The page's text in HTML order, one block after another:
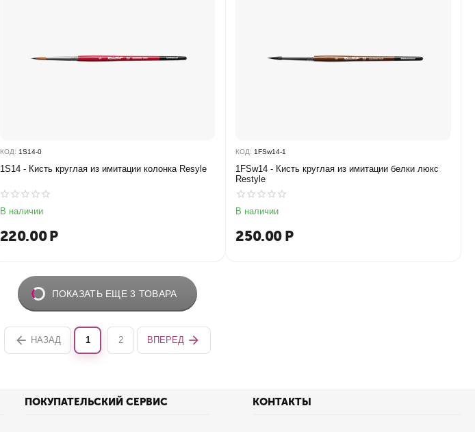
КОД: 1S14-0
1S14 - Кисть круглая из имитации колонка Resyle
В наличии
220.00Р
КОД: 1FSw14-1
1FSw14 - Кисть круглая из имитации белки люкс
Restyle
В наличии
250.00 Р
ПОКАЗАТЬ ЕЩЕ 3 ТОВАРА
НАЗАД 1 2 ВПЕРЕД
ПОКУПАТЕЛЬСКИЙ СЕРВИС КОНТАКТЫ